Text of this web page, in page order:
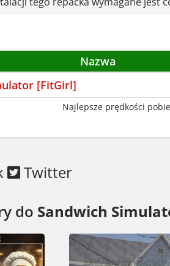
Nazwa
[FitGirl]
Najlepsze prędkości
Twitter
do Sandwich